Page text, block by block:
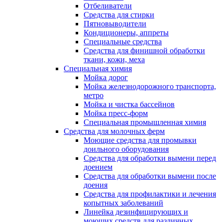
Отбеливатели
Средства для стирки
Пятновыводители
Кондиционеры, аппреты
Специальные средства
Средства для финишной обработки
ткани, кожи, меха
Специальная химия
Мойка дорог
Мойка железнодорожного транспорта,
метро
Мойка и чистка бассейнов
Мойка пресс-форм
Специальная промышленная химия
Средства для молочных ферм
Моющие средства для промывки
доильного оборудования
Средства для обработки вымени перед
доением
Средства для обработки вымени после
доения
Средства для профилактики и лечения
копытных заболеваний
Линейка дезинфицирующих и